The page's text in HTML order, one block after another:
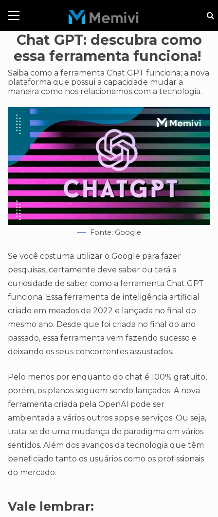
Chat GPT: descubra como
essa ferramenta funciona!
Saiba como a ferramenta Chat GPT funciona; a nova
plataforma que possui a capacidade mudar a
maneira como nos relacionamos com a tecnologia.
Fonte: Google
Se você costuma utilizar o Google para fazer
pesquisas, certamente deve saber ou terá a
curiosidade de saber como a ferramenta Chat GPT
funciona. Essa ferramenta de inteligência artificial
criado em meados de 2022 e lançada no final do
mesmo ano. Desde que foi criada no final do ano
passado, essa ferramenta vem fazendo sucesso e
deixando os seus concorrentes assustados.
Pelo menos por enquanto do chat é 100% gratuito,
porém, os planos seguem sendo lançados. A nova
ferramenta criada pela OpenAI pode ser
ambientada a vários outros apps e serviços. Ou seja,
trata-se de uma mudança de paradigma em vários
sentidos. Além dos avanços da tecnologia que têm
beneficiado tanto os usuários como os profissionais
do mercado.
Vale lembrar: